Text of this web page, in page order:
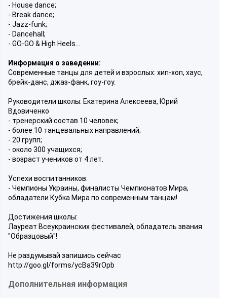
- House dance;
- Break dance;
- Jazz-funk;
- Dancehall;
- GO-GO & High Heels...
Информация о заведении:
Современные танцы для детей и взрослых: хип-хоп, хаус,
брейк-данс, джаз-фанк, гоу-гоу.
Руководители школы: Екатерина Алексеева, Юрий
Вдовиченко
- тренерский состав 10 человек;
- более 10 танцевальных направлений;
- 20 групп;
- около 300 учащихся;
- возраст учеников от 4 лет.
Успехи воспитанников:
- Чемпионы Украины, финалисты Чемпионатов Мира,
обладатели Кубка Мира по современным танцам!
Достижения школы:
Лауреат Всеукраинских фестивалей, обладатель звания
"Образцовый"!
Не раздумывай запишись сейчас
http://goo.gl/forms/ycBa39rOpb
Дополнительная информация